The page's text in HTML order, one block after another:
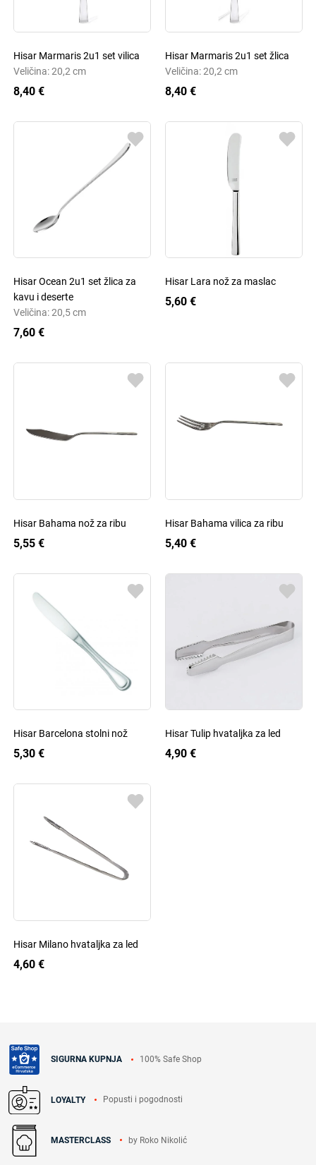
Hisar Marmaris 2u1 set vilica
Veličina: 20,2 cm
8,40 €
Hisar Marmaris 2u1 set žlica
Veličina: 20,2 cm
8,40 €
Hisar Ocean 2u1 set žlica za
kavu i deserte
Veličina: 20,5 cm
7,60 €
Hisar Lara nož za maslac
5,60 €
Hisar Bahama nož za ribu
5,55 €
Hisar Bahama vilica za ribu
5,40 €
Hisar Barcelona stolni nož
5,30 €
Hisar Tulip hvataljka za led
4,90 €
Hisar Milano hvataljka za led
4,60 €
SIGURNA KUPNJA 100% Safe Shop
LOYALTY Popusti i pogodnosti
MASTERCLASS by Roko Nikolić